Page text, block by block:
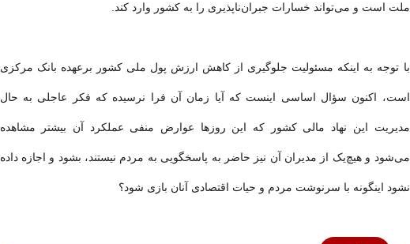
ملت است و می‌تواند خسارات جبران‌ناپذیری را به کشور وارد کند.
با توجه به اینکه مسئولیت جلوگیری از کاهش ارزش پول ملی کشور برعهده بانک مرکزی
است، اکنون سؤال اساسی اینست که آیا زمان آن فرا نرسیده که فکر عاجلی به حال
مدیریت این نهاد مالی کشور که این روزها عوارض منفی عملکرد آن بیشتر مشاهده
می‌شود و هیچ‌یک از مدیران آن نیز حاضر به پاسخگویی به مردم نیستند، بشود و اجازه داده
نشود اینگونه با سرنوشت مردم و حیات اقتصادی آنان بازی شود؟